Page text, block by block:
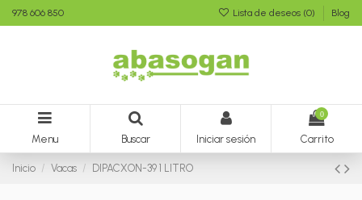
978 606 850 Lista de deseos (0) Blog
Menu Buscar Iniciar sesión
0
Carrito
Inicio Vacas DIPACXON-39 1 LITRO